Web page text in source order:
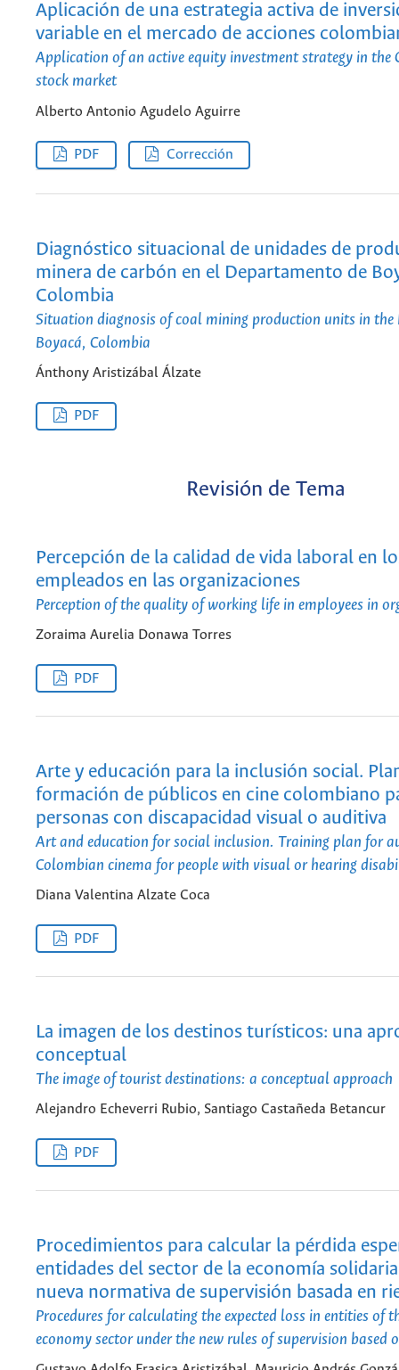
Aplicación de una estrategia activa de
variable en el mercado de acciones
Application of an active equity investment strategy in the
stock market
Alberto Antonio Agudelo Aguirre
PDF Corrección
Diagnóstico situacional de unidades de
minera de carbón en el Departamento de
Colombia
Situation diagnosis of coal mining production units in the
Boyacá, Colombia
Ánthony Aristizábal Álzate
PDF
Revisión de Tema
Percepción de la calidad de vida laboral en
empleados en las organizaciones
Perception of the quality of working life in employees in
Zoraima Aurelia Donawa Torres
PDF
Arte y educación para la inclusión social.
formación de públicos en cine colombiano
personas con discapacidad visual o auditiva
Art and education for social inclusion. Training plan for
Colombian cinema for people with visual or hearing
Diana Valentina Alzate Coca
PDF
La imagen de los destinos turísticos: una
conceptual
The image of tourist destinations: a conceptual approach
Alejandro Echeverri Rubio, Santiago Castañeda Betancur
PDF
Procedimientos para calcular la pérdida
entidades del sector de la economía
nueva normativa de supervisión basada en
Procedures for calculating the expected loss in entities of
economy sector under the new rules of supervision based